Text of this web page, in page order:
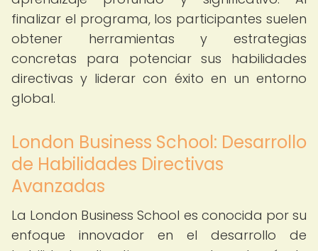
finalizar el programa, los participantes suelen
obtener herramientas y estrategias
concretas para potenciar sus habilidades
directivas y liderar con éxito en un entorno
global.
London Business School: Desarrollo
de Habilidades Directivas
Avanzadas
La London Business School es conocida por su
enfoque innovador en el desarrollo de